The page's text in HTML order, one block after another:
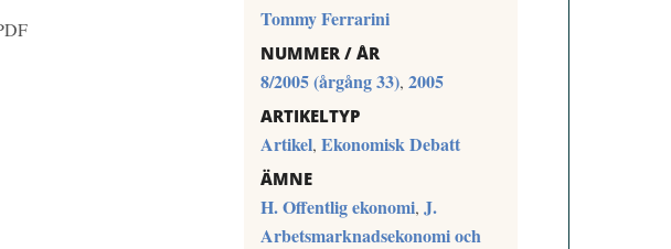
Tommy Ferrarini
NUMMER / ÅR
8/2005 (årgång 33), 2005
ARTIKELTYP
Artikel, Ekonomisk Debatt
ÄMNE
H. Offentlig ekonomi, J.
Arbetsmarknadsekonomi och